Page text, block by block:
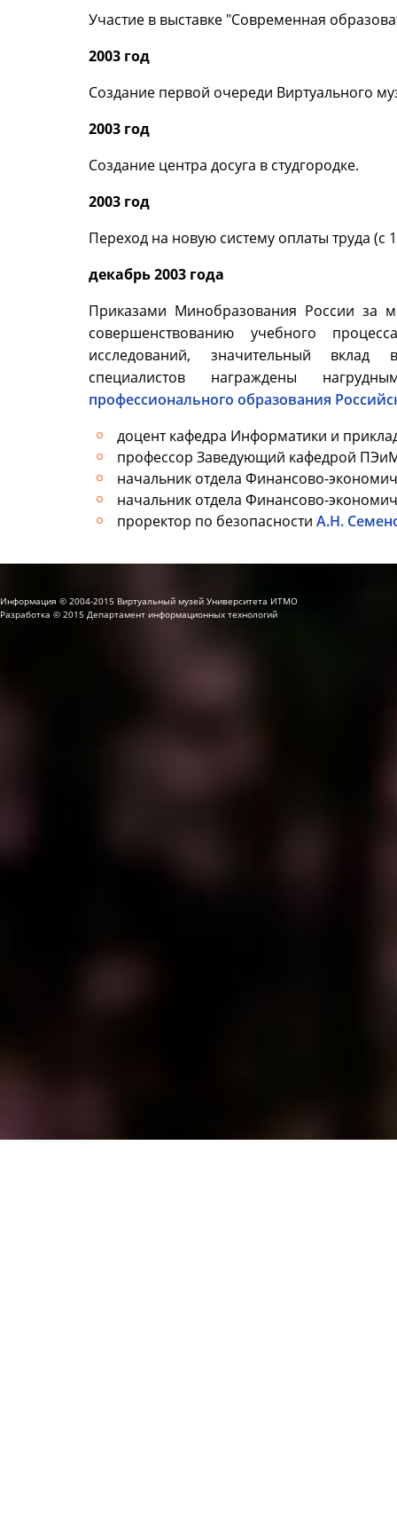
Участие в выставке "Современная
2003 год
Создание первой очереди Виртуального
2003 год
Создание центра досуга в студгородке.
2003 год
Переход на новую систему оплаты труда (с
декабрь 2003 года
Приказами Минобразования России за
совершенствованию учебного
исследований, значительный вклад
специалистов награждены
профессионального образования
доцент кафедра Информатики и
профессор Заведующий кафедрой
начальник отдела Финансово-
начальник отдела Финансово-
проректор по безопасности А.Н.
Информация © 2004-2015 Виртуальный музей Университета ИТМО
Разработка © 2015 Департамент информационных технологий